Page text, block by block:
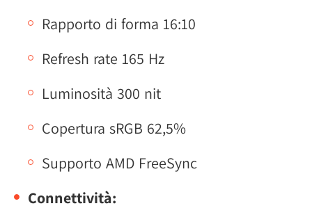
Rapporto di forma 16:10
Refresh rate 165 Hz
Luminosità 300 nit
Copertura sRGB 62,5%
Supporto AMD FreeSync
Connettività: